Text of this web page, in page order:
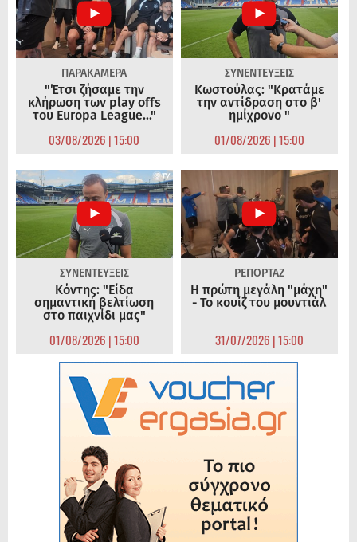
ΠΑΡΑΚΑΜΕΡΑ
"Έτσι ζήσαμε την
κλήρωση των play offs
του Europa League..."
03/08/2026 | 15:00
ΣΥΝΕΝΤΕΥΞΕΙΣ
Κωστούλας: "Κρατάμε
την αντίδραση στο β'
ημίχρονο "
01/08/2026 | 15:00
ΣΥΝΕΝΤΕΥΞΕΙΣ
Κόντης: "Είδα
σημαντική βελτίωση
στο παιχνίδι μας"
01/08/2026 | 15:00
ΡΕΠΟΡΤΑΖ
Η πρώτη μεγάλη "μάχη"
- Το κουίζ του μουντιάλ
31/07/2026 | 15:00